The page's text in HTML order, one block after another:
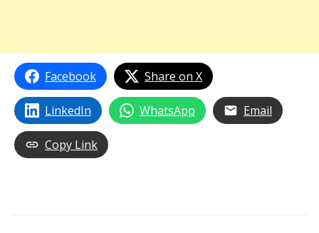
Facebook Share on X
LinkedIn WhatsApp Email
Copy Link